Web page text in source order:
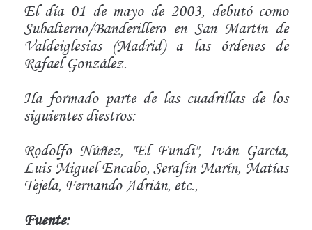
El día 01 de mayo de 2003, debutó como
Subalterno/Banderillero en San Martín de
Valdeiglesias (Madrid) a las órdenes de
Rafael González.
Ha formado parte de las cuadrillas de los
siguientes diestros:
Rodolfo Núñez, "El Fundi", Iván García,
Luis Miguel Encabo, Serafín Marín, Matías
Tejela, Fernando Adrián, etc.,
Fuente: